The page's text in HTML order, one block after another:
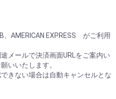
、AMERICAN EXPRESS がご利用
メールで決済画面URLをご案内い
いいたします。
きない場合は自動キャンセルとな